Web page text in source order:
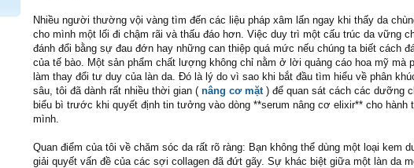
Nhiều người thường vội vàng tìm đến các liệu pháp xâm lấn ngay khi thấy da
cho mình một lối đi chậm rãi và thấu đáo hơn. Việc duy trì một cấu trúc da vững
đánh đổi bằng sự đau đớn hay những can thiệp quá mức nếu chúng ta biết cách
của tế bào. Một sản phẩm chất lượng không chỉ nằm ở lời quảng cáo hoa mỹ mà
làm thay đổi tư duy của làn da. Đó là lý do vì sao khi bắt đầu tìm hiểu về phân
sâu, tôi đã dành rất nhiều thời gian ( nâng cơ mặt) để quan sát cách các dưỡng
biểu bì trước khi quyết định tin tưởng vào dòng **serum nâng cơ elixir** cho hành
mình.
Quan điểm của tôi về chăm sóc da rất rõ ràng: Bạn không thể dùng một loại kem
giải quyết vấn đề của các sợi collagen đã đứt gãy. Sự khác biệt giữa một làn da